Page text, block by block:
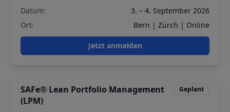
Datum:
3. – 4. September 2026
Ort:
Bern | Zürch | Online
Jetzt anmelden
SAFe® Lean Portfolio Management
(LPM)
Geplant